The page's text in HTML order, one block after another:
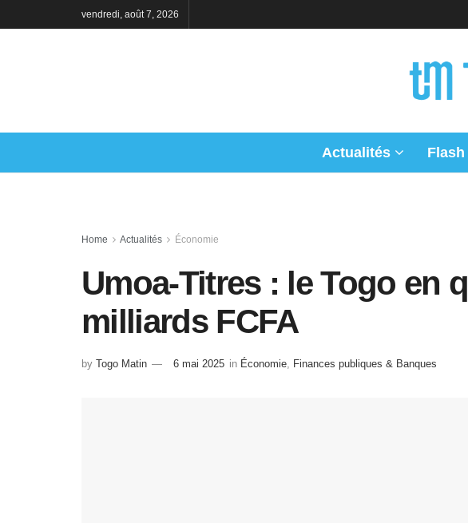
vendredi, août 7, 2026
Actualités
Home Actualités Économie
Umoa-Titres : le Togo en
milliards FCFA
by Togo Matin 6 mai 2025 in Économie Finances publiques & Banques